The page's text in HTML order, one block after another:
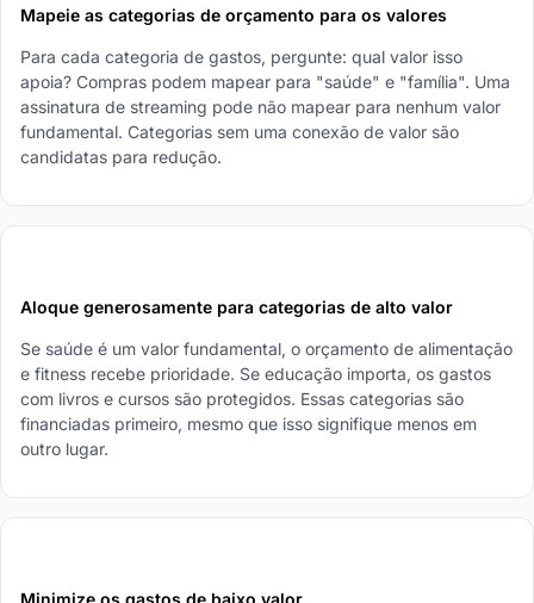
Mapeie as categorias de orçamento para os valores
Para cada categoria de gastos, pergunte: qual valor isso
apoia? Compras podem mapear para "saúde" e "família". Uma
assinatura de streaming pode não mapear para nenhum valor
fundamental. Categorias sem uma conexão de valor são
candidatas para redução.
Aloque generosamente para categorias de alto valor
Se saúde é um valor fundamental, o orçamento de alimentação
e fitness recebe prioridade. Se educação importa, os gastos
com livros e cursos são protegidos. Essas categorias são
financiadas primeiro, mesmo que isso signifique menos em
outro lugar.
Minimize os gastos de baixo valor